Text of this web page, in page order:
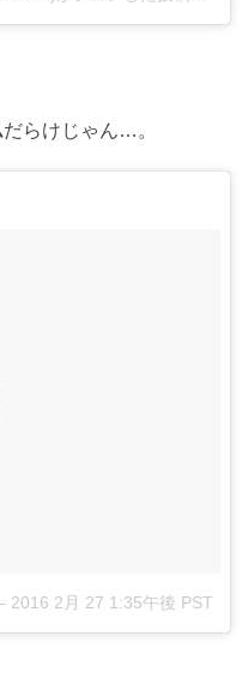
だらけじゃん…。
2016 2月 27 1:35午後 PST